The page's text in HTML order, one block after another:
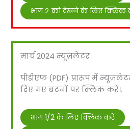
भाग २ को देखने के लिए क्लिक
मार्च 2024 न्यूज़लेटर
पीडीएफ (PDF) प्रारूप में
दिए गए बटनों पर क्लिक करें।.
भाग 1/2 के लिए क्लिक करें